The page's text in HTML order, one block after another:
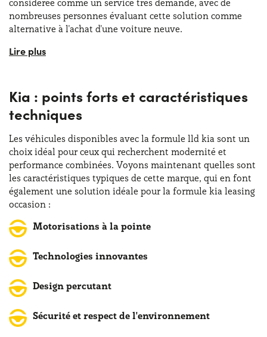
considérée comme un service très demandé, avec de
nombreuses personnes évaluant cette solution comme
alternative à l'achat d'une voiture neuve.
Kia Motors fait partie du groupe sous le contrôle de
fiabilité, de design et de recherche constante de
technologies de pointe
. D'ailleurs, l'une des raisons pour
lesquelles la formule lld kia est si appréciée et demandée
est que Kia Motors a été le premier constructeur
automobile à obtenir, en 2007, les cinq étoilesEuroNCAP
avec la Ceed. De plus, avec la formule kia leasing
particulier et kia lld pro , il sera possible de choisir parmi
une large gamme de véhicules conçus pour répondre à
tous les besoins. On trouve des citadines comme la Kia
comme la Kia Sportage. Beaucoup optent pour cette
formule pour pouvoir conduire sans supporter les coûts
d'achat et, surtout, sans se soucier de la
administrative du véhicule
importants, qui doivent être analysés attentivement afin
d'évaluer l'avantage réel de choisir le leasing par rapport à
l'achat traditionnel.
Kia : points forts et caractéristiques
techniques
Les véhicules disponibles avec la formule lld kia sont un
choix idéal pour ceux qui recherchent modernité et
performance combinées. Voyons maintenant quelles sont
les caractéristiques typiques de cette marque, qui en font
également une solution idéale pour la formule kia leasing
occasion :
Motorisations à la pointe
Technologies innovantes
Design percutant
Sécurité et respect de l'environnement